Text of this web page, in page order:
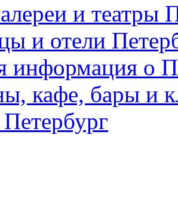
и театры
и отели
информация о
кафе, бары и